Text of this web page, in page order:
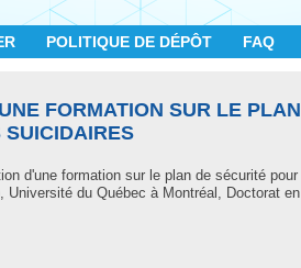
POLITIQUE DE DÉPÔT FAQ
FORMATION SUR LE PLAN
SUICIDAIRES
d'une formation sur le plan de sécurité pour
du Québec à Montréal, Doctorat en